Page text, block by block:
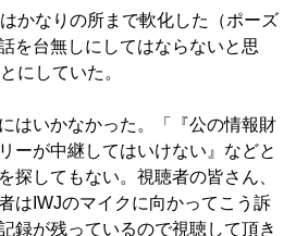
かなりの所まで軟化した（ポーズ
を台無しにしてはならないと思
にしていた。
はいかなかった。「『公の情報財
ーが中継してはいけない』などと
探してもない。視聴者の皆さん、
はIWJのマイクに向かってこう訴
録が残っているので視聴して頂き